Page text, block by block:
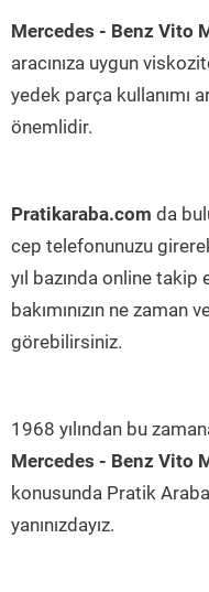
Mercedes - Benz Vito
aracınıza uygun
yedek parça kullanımı
önemlidir.
Pratikaraba.com da
cep telefonunuzu
yıl bazında online
bakımınızın ne zaman
görebilirsiniz.
1968 yılından bu
Mercedes - Benz Vito
konusunda Pratik
yanınızdayız.